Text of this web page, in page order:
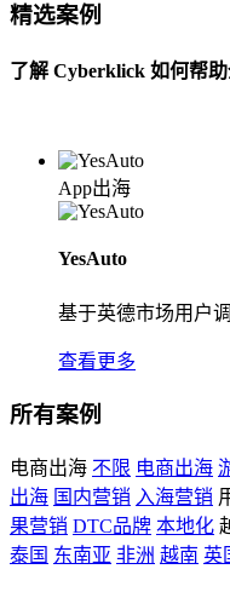
精选案例
了解 Cyberklick 如何帮
App出海
YesAuto
基于英德市场用户
查看更多
所有案例
电商出海 不限 电商出海
出海 国内营销 入海营销
果营销 DTC品牌 本地化
泰国 东南亚 非洲 越南 英